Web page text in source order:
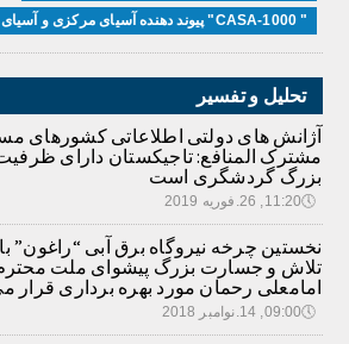
" CASA-1000" پیوند دهنده آسیای مرکزی و آسیای جنوبی
تحلیل و تفسیر
آژانش های دولتی اطلاعاتی کشورهای
مشترک المنافع: تاجیکستان دارای
بزرگ گردشگری است
🕔11:20, 26.فوریه 2019
نخستین چرخه نیروگاه برق آبی “راغون”
تلاش و جسارت بزرگ پیشوای ملت
امامعلی رحمان مورد بهره برداری قرار
🕔09:00, 14.نوامبر 2018